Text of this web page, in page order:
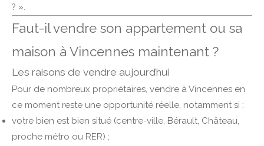
? ».
Faut-il vendre son appartement ou sa
maison à Vincennes maintenant ?
Les raisons de vendre aujourd’hui
Pour de nombreux propriétaires, vendre à Vincennes en
ce moment reste une opportunité réelle, notamment si :
votre bien est bien situé (centre-ville, Bérault, Château,
proche métro ou RER) ;